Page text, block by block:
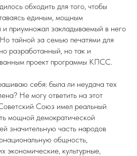
обходить для того, чтобы
единым, мощным
и приумножал закладываемый в него
тайной за семью печатями для
разработанный, но так и
проект программы КПСС.
себя: была ли неудача тех
Не могу ответить на этот
Союз имел реальный
мощной демократической
значительную часть народов
общность,
экономические, культурные,